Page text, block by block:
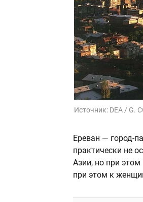
Источник: DEA / G.
Ереван — город-
практически не
Азии, но при
при этом к